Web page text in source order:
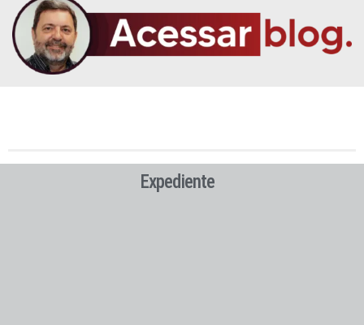
Expediente